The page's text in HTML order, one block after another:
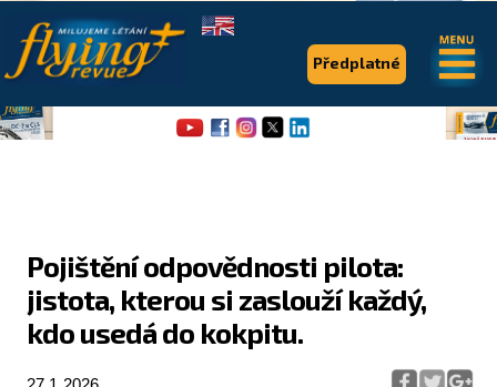
Pojištění odpovědnosti pilota:
jistota, kterou si zaslouží každý,
kdo usedá do kokpitu.
Předplatné
.
Flying Revue
Články